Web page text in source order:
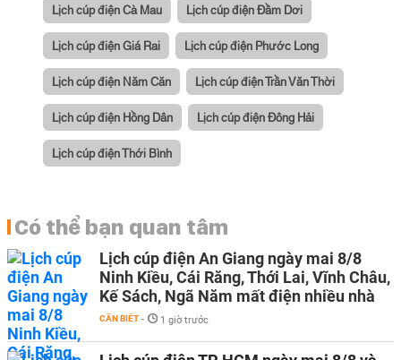
Lịch cúp điện Cà Mau Lịch cúp điện Đầm Dơi
Lịch cúp điện Giá Rai Lịch cúp điện Phước Long
Lịch cúp điện Năm Căn Lịch cúp điện Trần Văn Thời
Lịch cúp điện Hồng Dân Lịch cúp điện Đông Hải
Lịch cúp điện Thới Bình
Có thể bạn quan tâm
Lịch cúp điện An Giang ngày mai 8/8
Ninh Kiều, Cái Răng, Thới Lai, Vĩnh Châu,
Kế Sách, Ngã Năm mất điện nhiều nhà
CẦN BIẾT - 1 giờ trước